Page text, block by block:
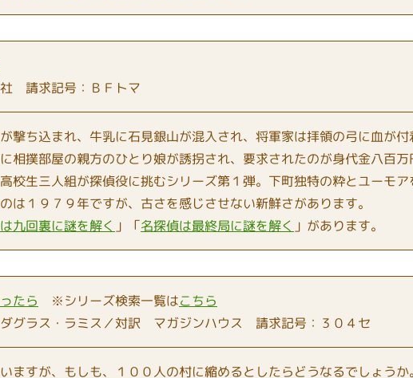
請求記号：ＢＦトマ
撃ち込まれ、牛乳に石見銀山が混入され、将軍家は拝領の弓に血が
相撲部屋の親方のひとり娘が誘拐され、要求されたのが身代金八百
校生三人組が探偵役に挑むシリーズ第１弾。下町独特の粋とユーモ
は１９７９年ですが、古さを感じさせない新鮮さがあります。
九回裏に謎を解く 」「名探偵は最終局に謎を解く 」があります。
たら ※シリーズ検索一覧はこちら
ラス・ラミス／対訳 マガジンハウス 請求記号：３０４セ
ますが、もしも、１００人の村に縮めるとしたらどうなるでしょうか